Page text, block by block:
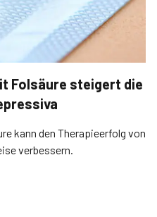
Folsäure steigert die
kann den Therapieerfolg von
verbessern.